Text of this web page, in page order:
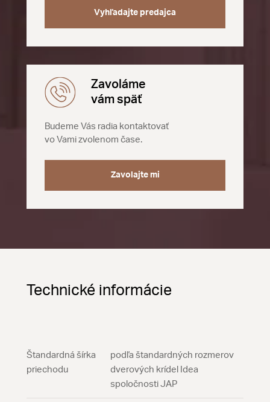
Vyhľadajte predajca
Zavoláme
vám späť
Budeme Vás radia kontaktovať
vo Vami zvolenom čase.
Zavolajte mi
Technické informácie
Štandardná šírka
priechodu
podľa štandardných rozmerov
dverových krídel Idea
spoločnosti JAP